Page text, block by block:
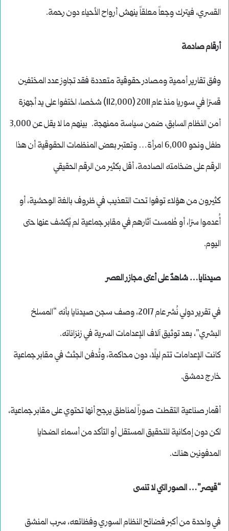
القسري، فيترك وجعاً معلقاً ينهش أرواح الأحياء دون رحمة.
أرقام صادمة
وفق تقارير أممية ومصادر حقوقية متعددة فقد تجاوز عدد المختفين
قسرًا في سوريا منذ عام 2011 (112,000) شخصا، اختفوا على يد أجهزة
أمن النظام السابق، ضمن سياسة ممنهجة. بينهم ما لا يقل عن 3,000
طفل ونحو 6,000 امرأة… وتعتبر بعض المنظمات الحقوقية أن هذا
الرقم على ضخامته الصادمة، أقل بكثير من الرقم الحقيقي
كثيرون من هؤلاء توفوا تحت التعذيب في ظروف بالغة الوحشية، أو
أُعدموا سرًا، أو طُمست آثارهم في مقابر جماعية لم يُكشف عنها حتى
اليوم.
صيدنايا… شاهدٌ على أعتى مجازر العصر
في تقرير دولي نُشر عام 2017، وصف سجن صيدنايا بأنه “المسلخ
البشري”، بعد توثيق آلاف الإعدامات السرية في زنزاناته.
كانت الإعدامات تتم ليلًا، دون محاكمة، وتُدفن الجثث في مقابر جماعية
خارج دمشق.
أقمار صناعية التقطت صوراً لمناطق يرجح أنها تحتوي على مقابر جماعية،
لكن دون إمكانية للتحقيق المستقل أو التأكد من أسماء الضحايا
المدفونين هناك.
“قيصر”… الصور التي لا تنسى
في واحدة من أكبر فضائح النظام السوري وفظائعه، سرب المنشق